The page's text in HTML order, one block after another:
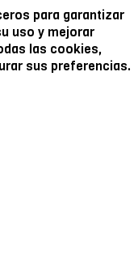
para garantizar
uso y mejorar
las cookies,
sus preferencias.